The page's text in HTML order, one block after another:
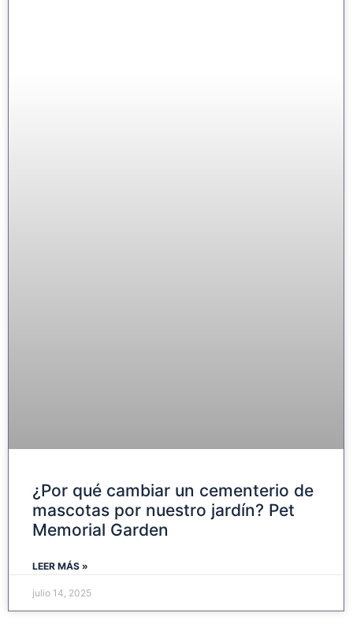
¿Por qué cambiar un cementerio de
mascotas por nuestro jardín? Pet
Memorial Garden
LEER MÁS »
julio 14, 2025